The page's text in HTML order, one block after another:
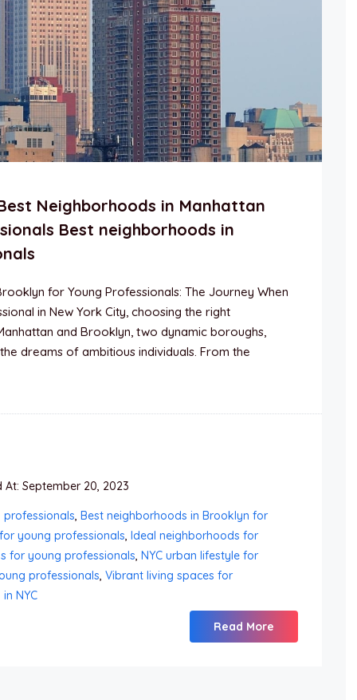
Neighborhoods in Manhattan
Best neighborhoods in
for Young Professionals: The Journey When
in New York City, choosing the right
and Brooklyn, two dynamic boroughs,
dreams of ambitious individuals. From the
September 20, 2023
, Best neighborhoods in Brooklyn for
young professionals, Ideal neighborhoods for
for young professionals, NYC urban lifestyle for
professionals, Vibrant living spaces for
NYC
Read More